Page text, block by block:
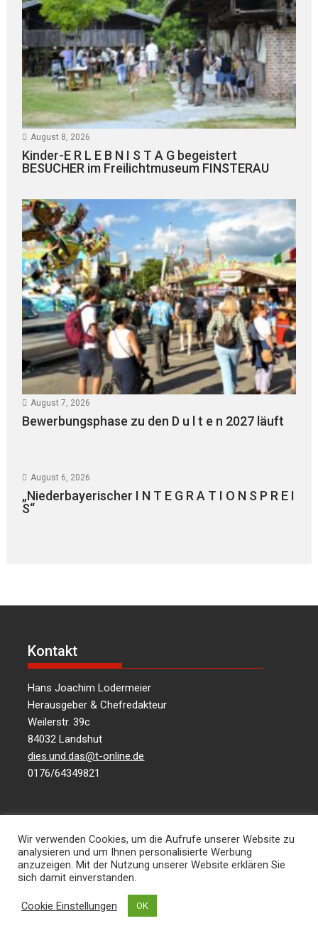
August 8, 2026
Kinder-E R L E B N I S T A G begeistert
BESUCHER im Freilichtmuseum FINSTERAU
August 7, 2026
Bewerbungsphase zu den D u l t e n 2027 läuft
August 6, 2026
„Niederbayerischer I N T E G R A T I O N S P R E I
S“
Kontakt
Hans Joachim Lodermeier
Herausgeber & Chefredakteur
Weilerstr. 39c
84032 Landshut
dies.und.das@t-online.de
0176/64349821
Informationen aus Politik – Wirtschaft – Kultur –
Umwelt – Gesellschaft – für die Region Landshut
mehr lesen
Wir verwenden Cookies, um die Aufrufe unserer Website zu
analysieren und um Ihnen personalisierte Werbung
anzuzeigen. Mit der Nutzung unserer Website erklären Sie
sich damit einverstanden.
Cookie Einstellungen OK